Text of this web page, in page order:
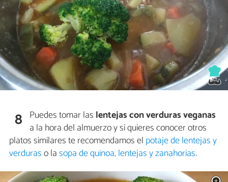
8 Puedes tomar las lentejas con verduras veganas
a la hora del almuerzo y si quieres conocer otros
platos similares te recomendamos el potaje de lentejas y
verduraso lasopa de quinoa, lentejas y zanahorias.